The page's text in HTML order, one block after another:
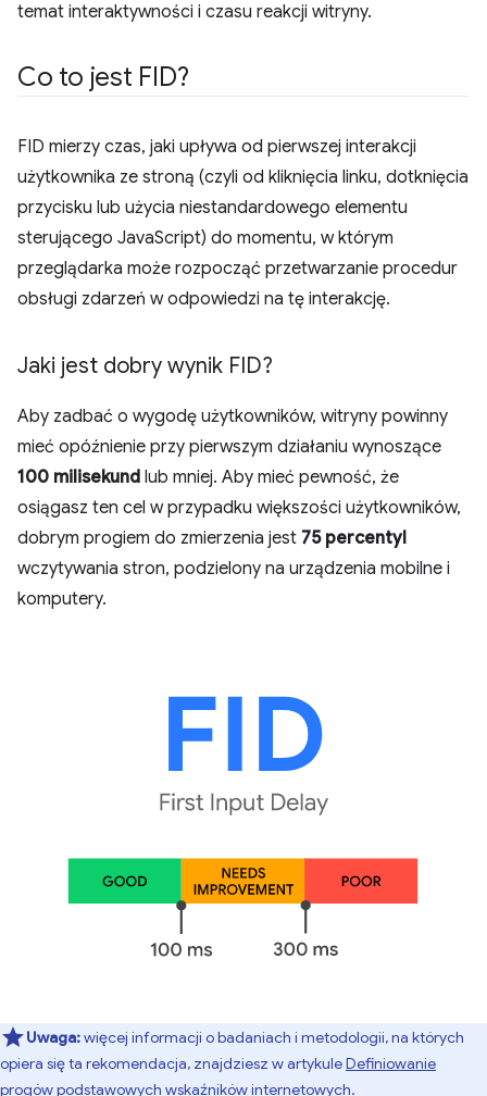
temat interaktywności i czasu reakcji witryny.
Co to jest FID?
FID mierzy czas, jaki upływa od pierwszej interakcji
użytkownika ze stroną (czyli od kliknięcia linku, dotknięcia
przycisku lub użycia niestandardowego elementu
sterującego JavaScript) do momentu, w którym
przeglądarka może rozpocząć przetwarzanie procedur
obsługi zdarzeń w odpowiedzi na tę interakcję.
Jaki jest dobry wynik FID?
Aby zadbać o wygodę użytkowników, witryny powinny
mieć opóźnienie przy pierwszym działaniu wynoszące
100 milisekund lub mniej. Aby mieć pewność, że
osiągasz ten cel w przypadku większości użytkowników,
dobrym progiem do zmierzenia jest 75 percentyl
wczytywania stron, podzielony na urządzenia mobilne i
komputery.
Uwaga:więcej informacji o badaniach i metodologii, na których
opiera się ta rekomendacja, znajdziesz w artykuleDefiniowanie
progów podstawowych wskaźników internetowych.